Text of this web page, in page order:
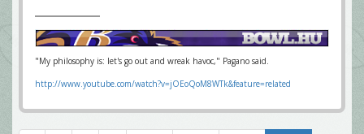
"My philosophy is: let's go out and wreak havoc," Pagano said.
http://www.youtube.com/watch?v=jOEoQoM8WTk&feature=related